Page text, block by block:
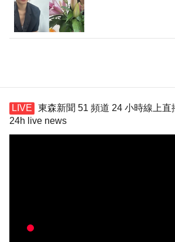
東森新聞 51 頻道 24 小時線上直
24h live news